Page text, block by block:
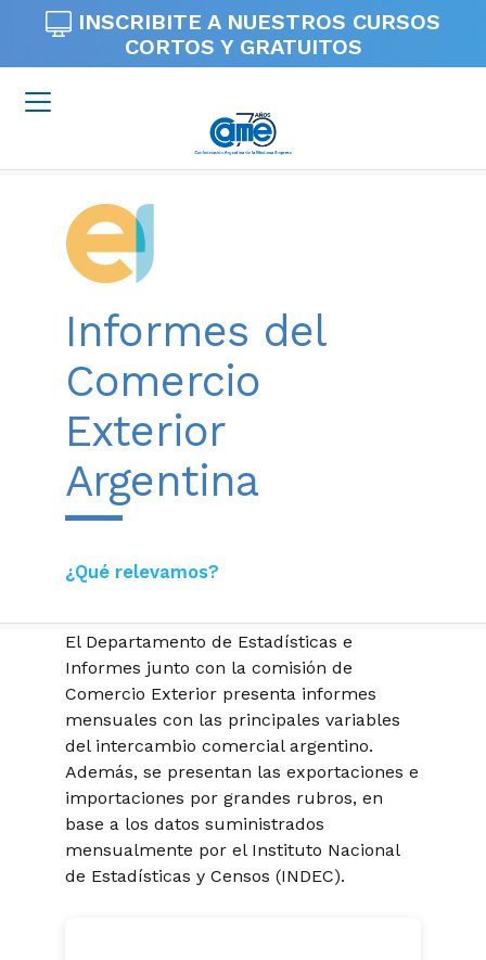
INSCRIBITE A NUESTROS CURSOS
CORTOS Y GRATUITOS
Informes del
Comercio
Exterior
Argentina
¿Qué relevamos?
El Departamento de Estadísticas e
Informes junto con la comisión de
Comercio Exterior presenta informes
mensuales con las principales variables
del intercambio comercial argentino.
Además, se presentan las exportaciones e
importaciones por grandes rubros, en
base a los datos suministrados
mensualmente por el Instituto Nacional
de Estadísticas y Censos (INDEC).